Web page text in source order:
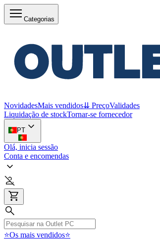
Categorias
NovidadesMais vendidos⇊ PreçoValidades
Liquidação de stockTornar-se fornecedor
PT
Olá, inicia sessão
Conta e encomendas
⭐Os mais vendidos⭐